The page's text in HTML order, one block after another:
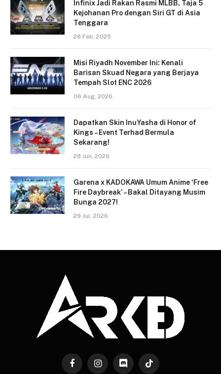
Infinix Jadi Rakan Rasmi MLBB, Taja 5
Kejohanan Pro dengan Siri GT di Asia
Tenggara
28 Feb, 2025
Misi Riyadh November Ini: Kenali
Barisan Skuad Negara yang Berjaya
Tempah Slot ENC 2026
06 Aug, 2026
Dapatkan Skin InuYasha di Honor of
Kings – Event Terhad Bermula
Sekarang!
28 Jun, 2026
Garena x KADOKAWA Umum Anime ‘Free
Fire Daybreak’ – Bakal Ditayang Musim
Bunga 2027!
29 Jul, 2026
FacebookInstagramDiscord TikTok